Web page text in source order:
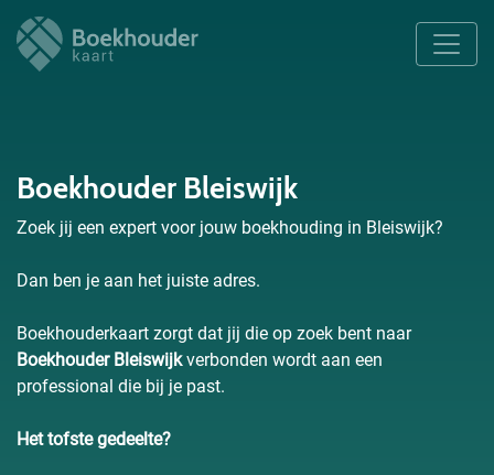
Boekhouder Bleiswijk
Zoek jij een expert voor jouw boekhouding in Bleiswijk?
Dan ben je aan het juiste adres.
Boekhouderkaart zorgt dat jij die op zoek bent naar
Boekhouder Bleiswijkverbonden wordt aan een
professional die bij je past.
Het tofste gedeelte?